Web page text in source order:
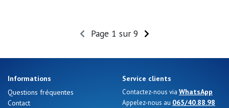
Page 1 sur 9
Informations
Questions fréquentes
Contact
Service clients
Contactez-nous via WhatsApp
Appelez-nous au 065/40.88.98